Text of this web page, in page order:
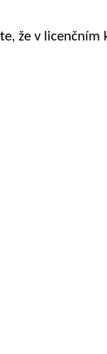
že v licenčním